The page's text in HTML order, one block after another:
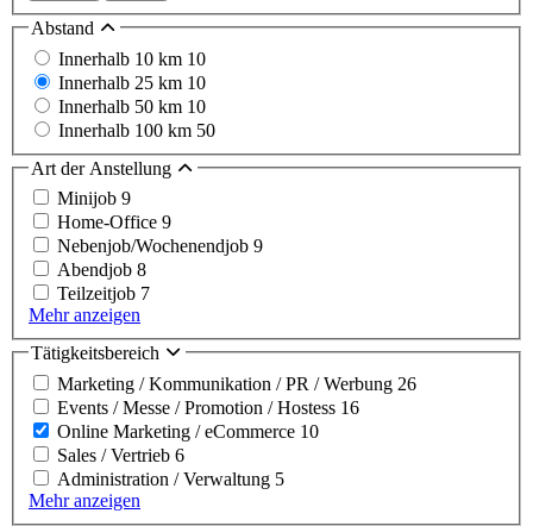
Abstand
Innerhalb 10 km 10
Innerhalb 25 km 10
Innerhalb 50 km 10
Innerhalb 100 km 50
Art der Anstellung
Minijob 9
Home-Office 9
Nebenjob/Wochenendjob 9
Abendjob 8
Teilzeitjob 7
Mehr anzeigen
Tätigkeitsbereich
Marketing / Kommunikation / PR / Werbung 26
Events / Messe / Promotion / Hostess 16
Online Marketing / eCommerce 10
Sales / Vertrieb 6
Administration / Verwaltung 5
Mehr anzeigen